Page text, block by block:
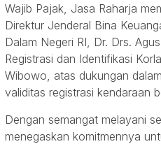
Wajib Pajak, Jasa Raharja
Direktur Jenderal Bina
Dalam Negeri RI, Dr. Drs.
Registrasi dan Identifikasi
Wibowo, atas dukungan
validitas registrasi kendaraan
Dengan semangat melayani
menegaskan komitmennya